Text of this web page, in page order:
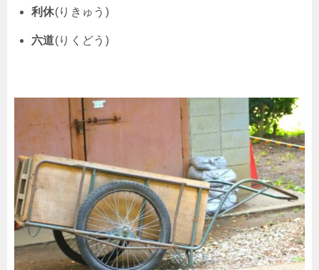
利休(りきゅう)
六道(りくどう)